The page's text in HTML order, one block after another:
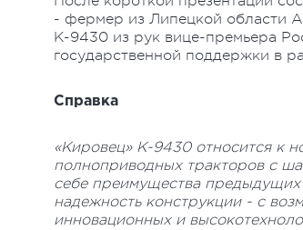
- фермер из Липецкой области
К-9430 из рук вице-премьера
государственной поддержки в
Справка
«Кировец» К-9430 относится к
полноприводных тракторов с
себе преимущества предыдущих
надежность конструкции - с
инновационных и